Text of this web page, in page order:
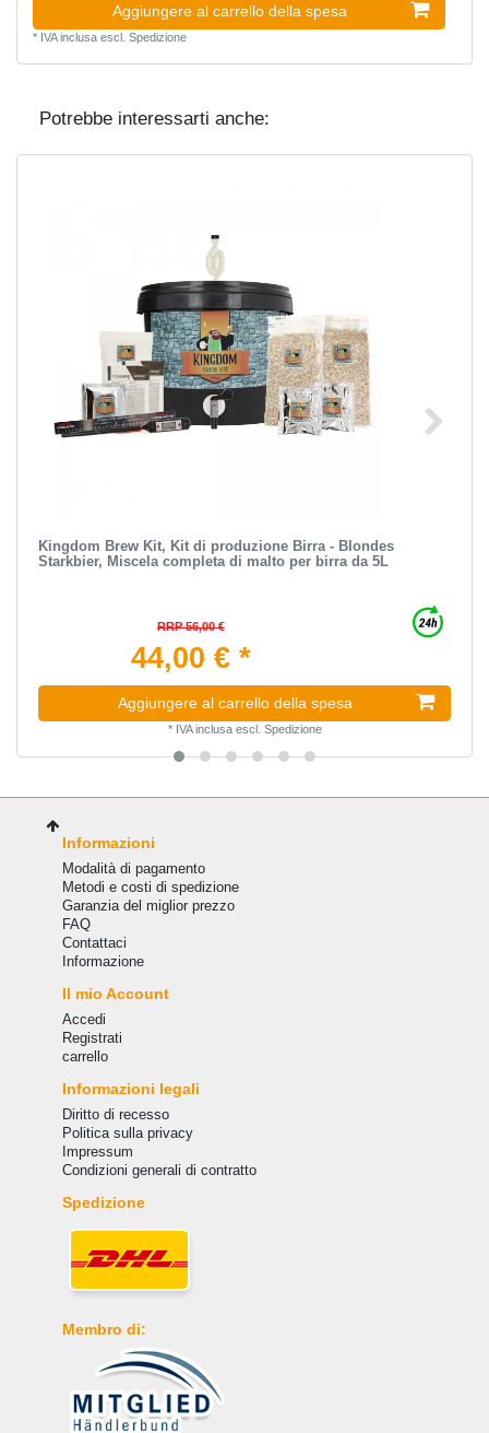
Aggiungere al carrello della spesa
* IVA inclusaescl. Spedizione
Potrebbe interessarti anche:
Kingdom Brew Kit, Kit di produzione Birra - Blondes
Starkbier, Miscela completa di malto per birra da 5L
RRP 56,00 €
44,00 € *
Aggiungere al carrello della spesa
* IVA inclusaescl. Spedizione
Informazioni
Modalità di pagamento
Metodi e costi di spedizione
Garanzia del miglior prezzo
FAQ
Сontattaci
Informazione
Il mio Account
Accedi
Registrati
carrello
Informazioni legali
Diritto di recesso
Politica sulla privacy
Impressum
Condizioni generali di contratto
Spedizione
Membro di: